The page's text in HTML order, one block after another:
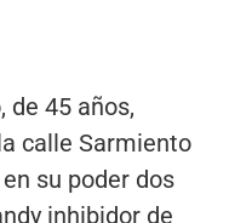
de 45 años,
calle Sarmiento
su poder dos
inhibidor de